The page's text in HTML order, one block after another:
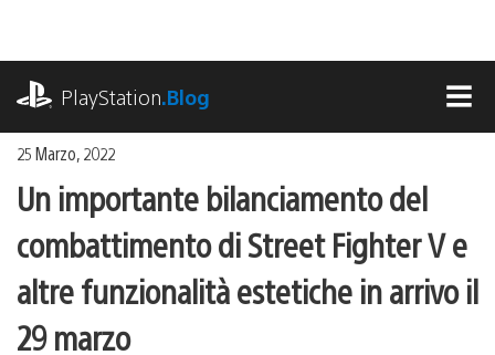
contenuto
PlayStation.Blog
25 Marzo, 2022
Un importante bilanciamento del
combattimento di Street Fighter V e
altre funzionalità estetiche in arrivo il
29 marzo